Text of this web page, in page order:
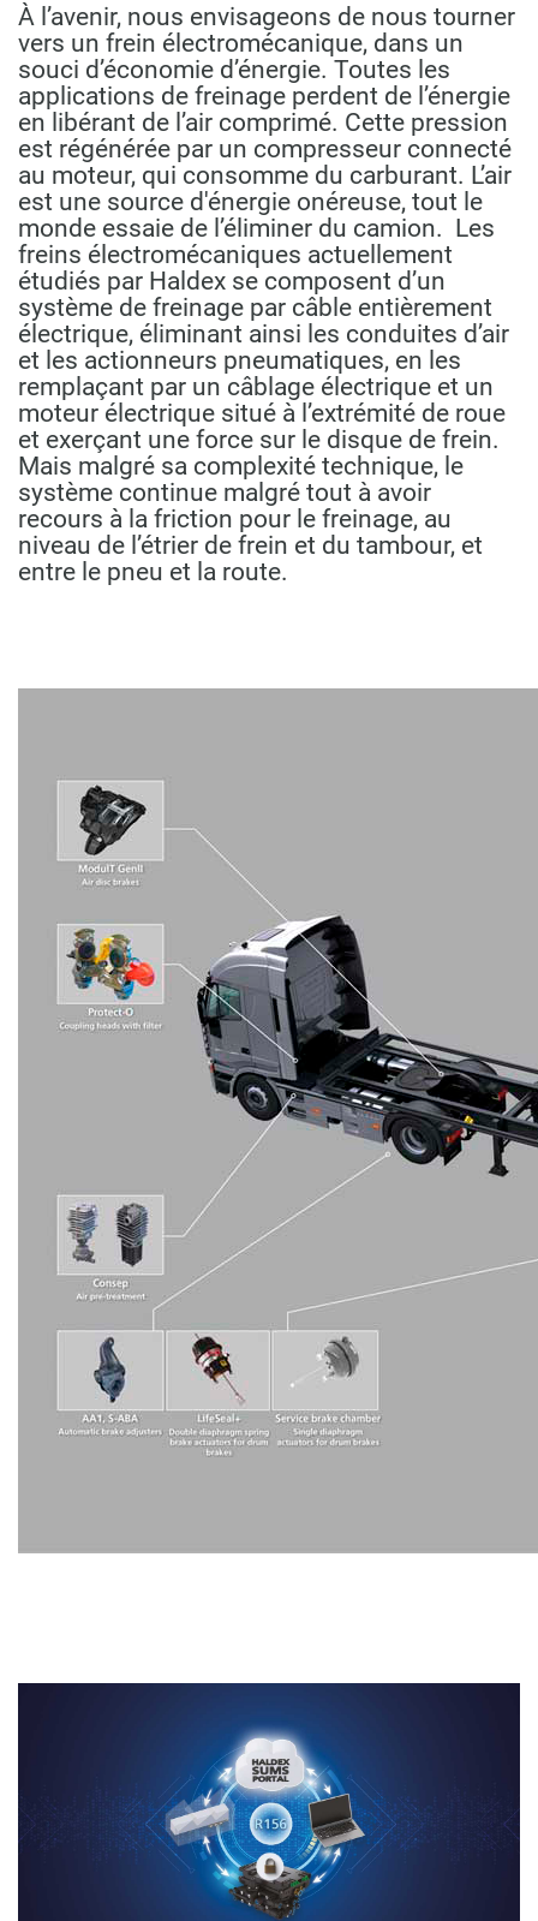
À l’avenir, nous envisageons de nous tourner
vers un frein électromécanique, dans un
souci d’économie d’énergie. Toutes les
applications de freinage perdent de l’énergie
en libérant de l’air comprimé. Cette pression
est régénérée par un compresseur connecté
au moteur, qui consomme du carburant. L’air
est une source d'énergie onéreuse, tout le
monde essaie de l’éliminer du camion. Les
freins électromécaniques actuellement
étudiés par Haldex se composent d’un
système de freinage par câble entièrement
électrique, éliminant ainsi les conduites d’air
et les actionneurs pneumatiques, en les
remplaçant par un câblage électrique et un
moteur électrique situé à l’extrémité de roue
et exerçant une force sur le disque de frein.
Mais malgré sa complexité technique, le
système continue malgré tout à avoir
recours à la friction pour le freinage, au
niveau de l’étrier de frein et du tambour, et
entre le pneu et la route.